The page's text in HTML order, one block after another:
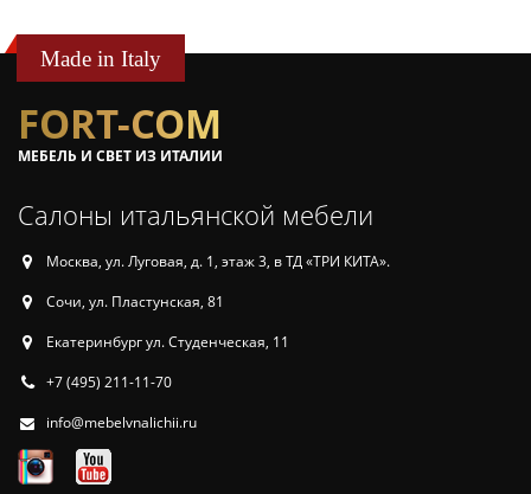
Made in Italy
FORT-COM
МЕБЕЛЬ И СВЕТ ИЗ ИТАЛИИ
Салоны итальянской мебели
Москва, ул. Луговая, д. 1, этаж 3, в ТД «ТРИ КИТА».
Сочи, ул. Пластунская, 81
Екатеринбург ул. Студенческая, 11
+7 (495) 211-11-70
info@mebelvnalichii.ru